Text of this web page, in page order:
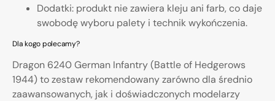
Dodatki: produkt nie zawiera kleju ani farb, co daje
swobodę wyboru palety i technik wykończenia.
Dla kogo polecamy?
Dragon 6240 German Infantry (Battle of Hedgerows
1944) to zestaw rekomendowany zarówno dla średnio
zaawansowanych, jak i doświadczonych modelarzy